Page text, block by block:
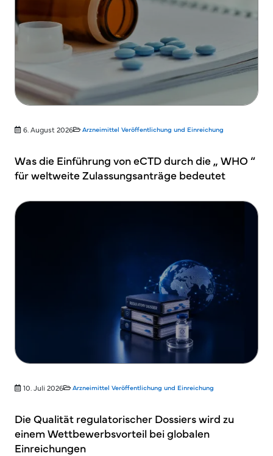
6. August 2026 Arzneimittel Veröffentlichung und Einreichung
Was die Einführung von eCTD durch die „ WHO “
für weltweite Zulassungsanträge bedeutet
10. Juli 2026 Arzneimittel Veröffentlichung und Einreichung
Die Qualität regulatorischer Dossiers wird zu
einem Wettbewerbsvorteil bei globalen
Einreichungen